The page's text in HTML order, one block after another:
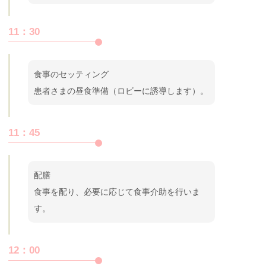
11：30
食事のセッティング
患者さまの昼食準備（ロビーに誘導します）。
11：45
配膳
食事を配り、必要に応じて食事介助を行いま
す。
12：00